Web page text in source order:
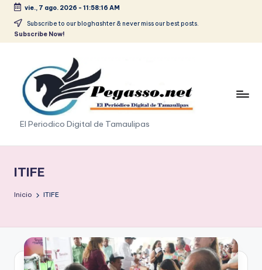
Saltar
vie., 7 ago. 2026 - 11:58:16 AM
Subscribe to our bloghashter & never miss our best posts.
Subscribe Now!
p
e
g
s
.
p
El Periodico Digital de Tamaulipas
ITIFE
Inicio ITIFE